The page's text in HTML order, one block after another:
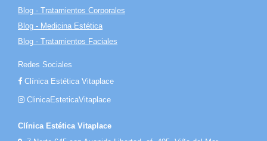
Blog - Tratamientos Corporales
Blog - Medicina Estética
Blog - Tratamientos Faciales
Redes Sociales
Clínica Estética Vitaplace
ClinicaEsteticaVitaplace
Clínica Estética Vitaplace